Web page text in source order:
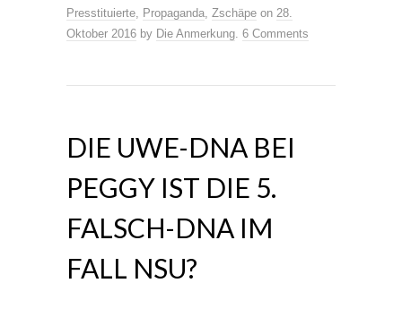
Presstituierte, Propaganda, Zschäpe on 28.
Oktober 2016 by Die Anmerkung. 6 Comments
DIE UWE-DNA BEI
PEGGY IST DIE 5.
FALSCH-DNA IM
FALL NSU?